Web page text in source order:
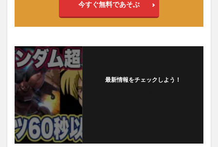
今すぐ無料であそぶ
最新情報をチェックしよう！